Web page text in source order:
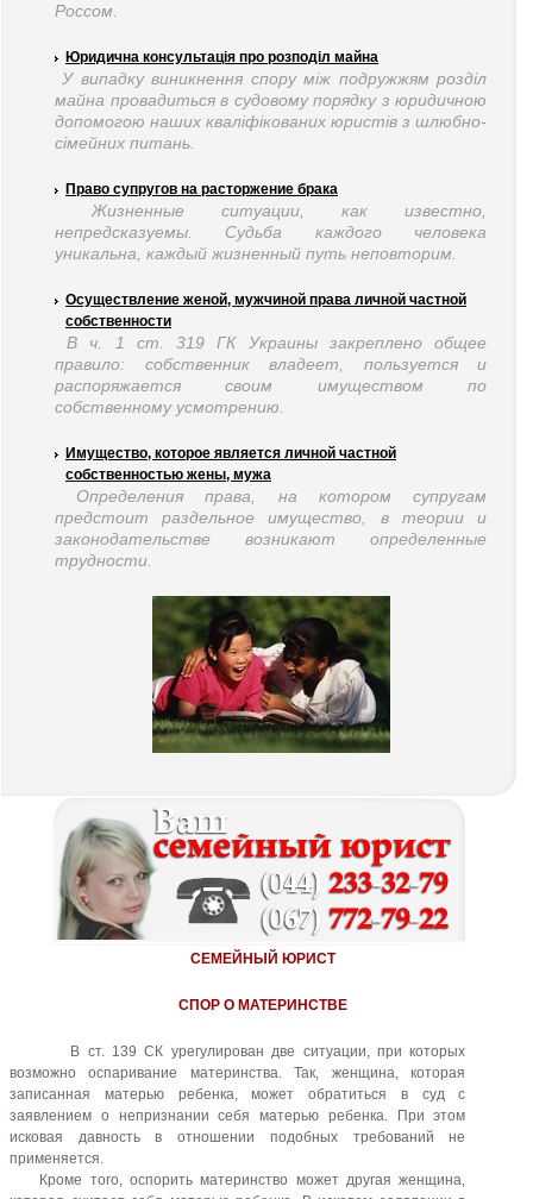
Россом.
Юридична консультація про розподіл майна
У випадку виникнення спору між подружжям розділ
майна провадиться в судовому порядку з юридичною
допомогою наших кваліфікованих юристів з шлюбно-
сімейних питань.
Право супругов на расторжение брака
Жизненные ситуации, как известно,
непредсказуемы. Судьба каждого человека
уникальна, каждый жизненный путь неповторим.
Осуществление женой, мужчиной права личной частной
собственности
В ч. 1 ст. 319 ГК Украины закреплено общее
правило: собственник владеет, пользуется и
распоряжается своим имуществом по
собственному усмотрению.
Имущество, которое является личной частной
собственностью жены, мужа
Определения права, на котором супругам
предстоит раздельное имущество, в теории и
законодательстве возникают определенные
трудности.
СЕМЕЙНЫЙ ЮРИСТ
СПОР О МАТЕРИНСТВЕ
В ст. 139 СК урегулирован две ситуации, при которых
возможно оспаривание материнства. Так, женщина, которая
записанная матерью ребенка, может обратиться в суд с
заявлением о непризнании себя матерью ребенка. При этом
исковая давность в отношении подобных требований не
применяется.
Кроме того, оспорить материнство может другая женщина,